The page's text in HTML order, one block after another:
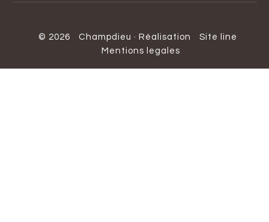
© 2026 Champdieu · Réalisation
Site line
Mentions legales